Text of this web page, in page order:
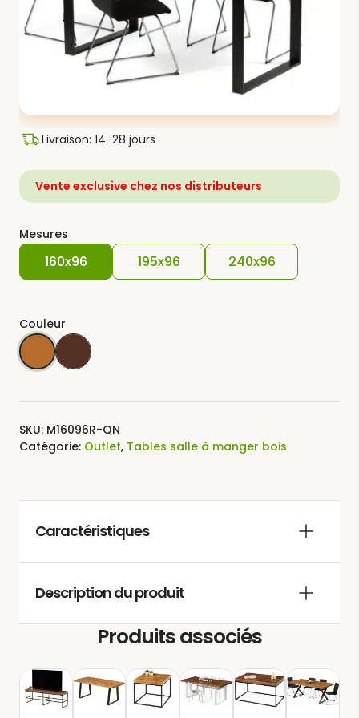
Livraison: 14-28 jours
Vente exclusive chez nos distributeurs
Mesures
160x96 195x96 240x96
Couleur
SKU: M16096R-QN
Catégorie: Outlet, Tables salle à manger bois
Caractéristiques
MESURES: 160x96x77 cm/ 195x96x77
cm/ 240x96x77 cm
COULEUR: Chêne o Noyer
kg)
MATÉRIAU DU PANNEAU: bois massif
Description du produit
Produits associés